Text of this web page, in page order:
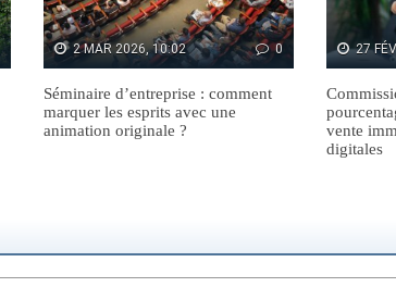
2 MAR 2026, 10:02 0
Séminaire d’entreprise : comment
marquer les esprits avec une
animation originale ?
27
vente
digitales